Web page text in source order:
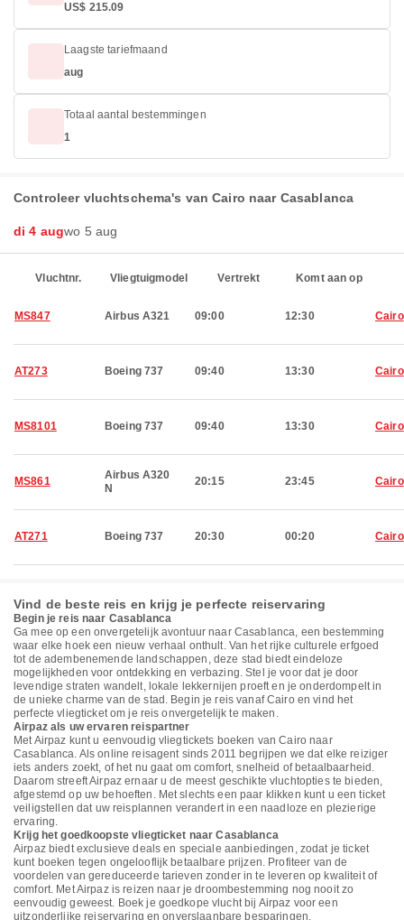
US$ 215.09
Laagste tariefmaand
aug
Totaal aantal bestemmingen
1
Controleer vluchtschema's van Cairo naar Casablanca
di 4 augwo 5 aug
Vluchtnr. Vliegtuigmodel Vertrekt Komt aan op
MS847 Airbus A321 09:00 12:30 Cairo
AT273 Boeing 737 09:40 13:30 Cairo
MS8101 Boeing 737 09:40 13:30 Cairo
MS861
Airbus A320
N
20:15 23:45 Cairo
AT271 Boeing 737 20:30 00:20 Cairo
Vind de beste reis en krijg je perfecte reiservaring
Begin je reis naar Casablanca
Ga mee op een onvergetelijk avontuur naar Casablanca, een bestemming
waar elke hoek een nieuw verhaal onthult. Van het rijke culturele erfgoed
tot de adembenemende landschappen, deze stad biedt eindeloze
mogelijkheden voor ontdekking en verbazing. Stel je voor dat je door
levendige straten wandelt, lokale lekkernijen proeft en je onderdompelt in
de unieke charme van de stad. Begin je reis vanaf Cairo en vind het
perfecte vliegticket om je reis onvergetelijk te maken.
Airpaz als uw ervaren reispartner
Met Airpaz kunt u eenvoudig vliegtickets boeken van Cairo naar
Casablanca. Als online reisagent sinds 2011 begrijpen we dat elke reiziger
iets anders zoekt, of het nu gaat om comfort, snelheid of betaalbaarheid.
Daarom streeft Airpaz ernaar u de meest geschikte vluchtopties te bieden,
afgestemd op uw behoeften. Met slechts een paar klikken kunt u een ticket
veiligstellen dat uw reisplannen verandert in een naadloze en plezierige
ervaring.
Krijg het goedkoopste vliegticket naar Casablanca
Airpaz biedt exclusieve deals en speciale aanbiedingen, zodat je ticket
kunt boeken tegen ongelooflijk betaalbare prijzen. Profiteer van de
voordelen van gereduceerde tarieven zonder in te leveren op kwaliteit of
comfort. Met Airpaz is reizen naar je droombestemming nog nooit zo
eenvoudig geweest. Boek je goedkope vlucht bij Airpaz voor een
uitzonderlijke reiservaring en onverslaanbare besparingen.